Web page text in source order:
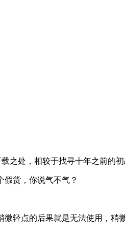
载之处，相较于找寻十年之前的初
假货，你说气不气？
轻点的后果就是无法使用，稍